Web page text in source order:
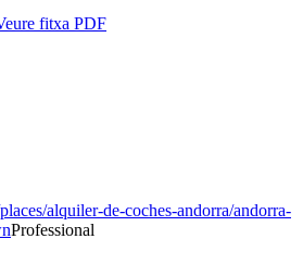
fitxa PDF
alquiler-de-coches-andorra/andorra-
Professional